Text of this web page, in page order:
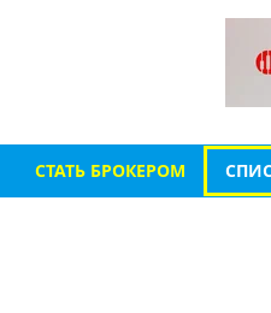
СТАТЬ БРОКЕРОМ